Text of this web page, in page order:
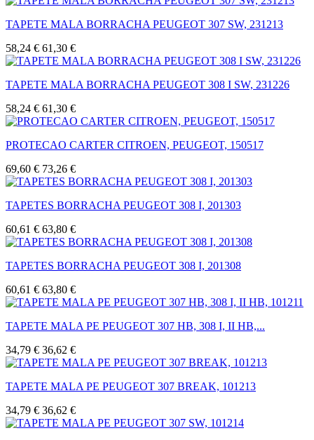
TAPETE MALA BORRACHA PEUGEOT 307 SW, 231213
58,24 € 61,30 €
TAPETE MALA BORRACHA PEUGEOT 308 I SW, 231226
58,24 € 61,30 €
PROTECAO CARTER CITROEN, PEUGEOT, 150517
69,60 € 73,26 €
TAPETES BORRACHA PEUGEOT 308 I, 201303
60,61 € 63,80 €
TAPETES BORRACHA PEUGEOT 308 I, 201308
60,61 € 63,80 €
TAPETE MALA PE PEUGEOT 307 HB, 308 I, II HB,...
34,79 € 36,62 €
TAPETE MALA PE PEUGEOT 307 BREAK, 101213
34,79 € 36,62 €